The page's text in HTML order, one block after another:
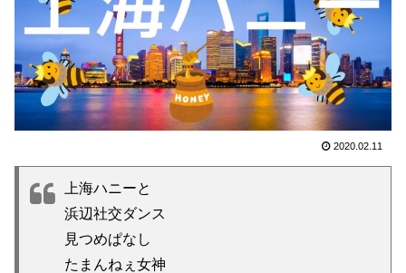
2020.02.11
上海ハニーと
浜辺社交ダンス
見つめぱなし
たまんねぇ女神